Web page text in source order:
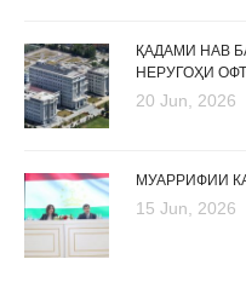
ҚАДАМИ НАВ
НЕРУГОҲИ
20 Jun, 2026
МУАРРИФИИ
15 Jun, 2026